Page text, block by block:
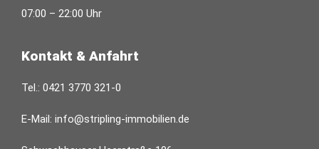
07:00 – 22:00 Uhr
Kontakt & Anfahrt
Tel.: 0421 3770 321-0
E-Mail: info@stripling-immobilien.de